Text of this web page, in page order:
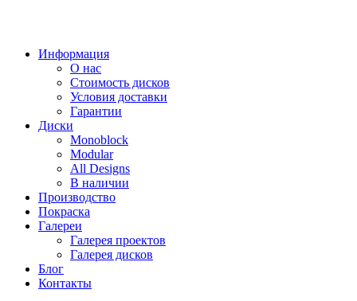
Информация
О нас
Стоимость дисков
Условия доставки
Гарантии
Диски
Monoblock
Modular
All Designs
В наличии
Производство
Покраска
Галереи
Галерея проектов
Галерея дисков
Блог
Контакты